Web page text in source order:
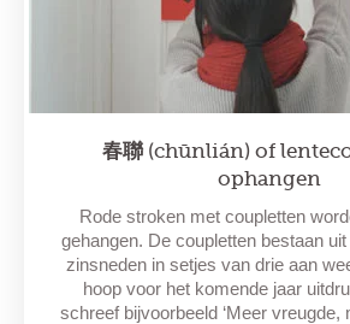
春聯 (chūnlián) of
ophangen
Rode stroken met coupletten
gehangen. De coupletten bestaan
zinsneden in setjes van drie aan
hoop voor het komende jaar
schreef bijvoorbeeld ‘Meer vreugde,